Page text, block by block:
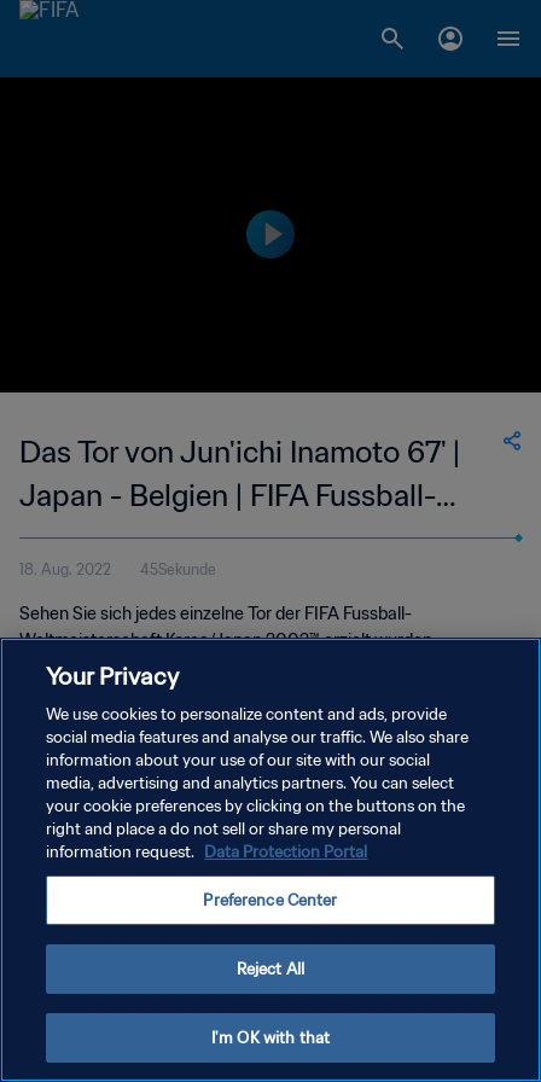
Das Tor von Jun'ichi Inamoto 67' |
Japan - Belgien | FIFA Fussball-
Weltmeisterschaft Korea/Japan
2002™
18. Aug. 2022 45Sekunde
Sehen Sie sich jedes einzelne Tor der FIFA Fussball-
Weltmeisterschaft Korea/Japan 2002™ erzielt wurden.
DATENSCHUTZ
NUTZUNGSBEDINGUNGEN
COOKIE-EINSTELLUNGEN VERWALTEN
Your Privacy
We use cookies to personalize content and ads, provide
social media features and analyse our traffic. We also share
information about your use of our site with our social
media, advertising and analytics partners. You can select
your cookie preferences by clicking on the buttons on the
right and place a do not sell or share my personal
information request. Data Protection Portal
Preference Center
Reject All
I'm OK with that